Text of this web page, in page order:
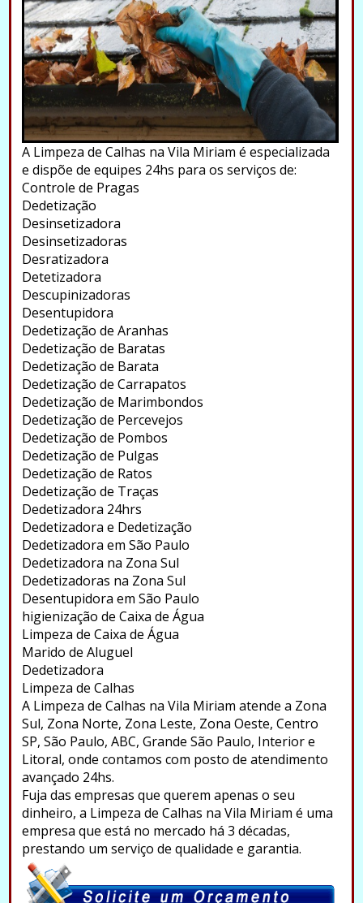
A Limpeza de Calhas na Vila Miriam é especializada
e dispõe de equipes 24hs para os serviços de:
Controle de Pragas
Dedetização
Desinsetizadora
Desinsetizadoras
Desratizadora
Detetizadora
Descupinizadoras
Desentupidora
Dedetização de Aranhas
Dedetização de Baratas
Dedetização de Barata
Dedetização de Carrapatos
Dedetização de Marimbondos
Dedetização de Percevejos
Dedetização de Pombos
Dedetização de Pulgas
Dedetização de Ratos
Dedetização de Traças
Dedetizadora 24hrs
Dedetizadora e Dedetização
Dedetizadora em São Paulo
Dedetizadora na Zona Sul
Dedetizadoras na Zona Sul
Desentupidora em São Paulo
higienização de Caixa de Água
Limpeza de Caixa de Água
Marido de Aluguel
Dedetizadora
Limpeza de Calhas
A Limpeza de Calhas na Vila Miriam atende a Zona
Sul, Zona Norte, Zona Leste, Zona Oeste, Centro
SP, São Paulo, ABC, Grande São Paulo, Interior e
Litoral, onde contamos com posto de atendimento
avançado 24hs.
Fuja das empresas que querem apenas o seu
dinheiro, a Limpeza de Calhas na Vila Miriam é uma
empresa que está no mercado há 3 décadas,
prestando um serviço de qualidade e garantia.